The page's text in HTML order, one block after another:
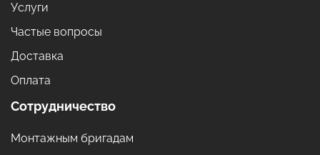
Услуги
Частые вопросы
Доставка
Оплата
Сотрудничество
Монтажным бригадам